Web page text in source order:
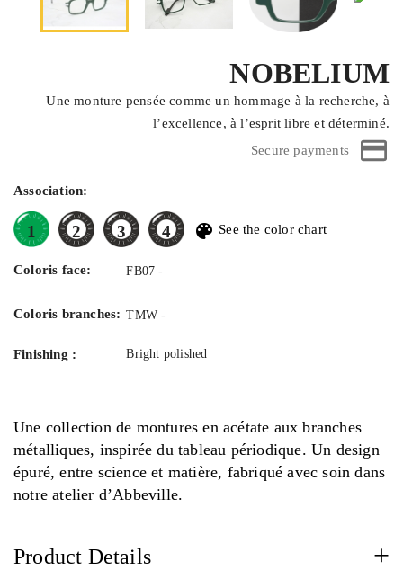
NOBELIUM
Une monture pensée comme un hommage à la recherche, à
l’excellence, à l’esprit libre et déterminé.
Secure payments
Association:
1 2 3 4 palette See the color chart
Coloris face: FB07 -
Coloris branches: TMW -
Finishing : Bright polished
Une collection de montures en acétate aux branches
métalliques, inspirée du tableau périodique. Un design
épuré, entre science et matière, fabriqué avec soin dans
notre atelier d’Abbeville.
Product Details